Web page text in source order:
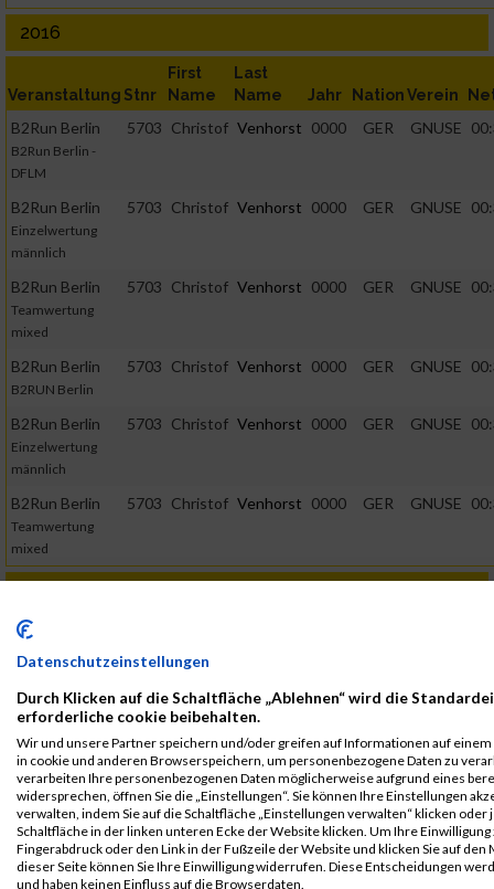
2016
Veranstaltung Stnr
First
Name
Last
Name
Jahr NationVerein
B2Run Berlin
B2Run Berlin -
DFLM
5703 Christof Venhorst 0000 GER GNUSE
B2Run Berlin
Einzelwertung
männlich
5703 Christof Venhorst 0000 GER GNUSE
B2Run Berlin
Teamwertung
mixed
5703 Christof Venhorst 0000 GER GNUSE
B2Run Berlin
B2RUN Berlin
5703 Christof Venhorst 0000 GER GNUSE
B2Run Berlin
Einzelwertung
männlich
5703 Christof Venhorst 0000 GER GNUSE
B2Run Berlin
Teamwertung
mixed
5703 Christof Venhorst 0000 GER GNUSE
Veranstaltung
B2RUN Berlin
B2Run Berlin
Einzelwertung
männlich
5933 Christof Venhorst 0000 GER GNUSE
B2Run Berlin
Teamwertung
männlich
5933 Christof Venhorst 0000 GER GNUSE
Datenschutzeinstellungen
Durch Klicken auf die Schaltfläche „Ablehnen“ wird die
erforderliche cookie beibehalten.
Wir und unsere Partner speichern und/oder greifen auf Informationen auf einem
in cookie und anderen Browserspeichern, um personenbezogene Daten zu
verarbeiten Ihre personenbezogenen Daten möglicherweise aufgrund eines
widersprechen, öffnen Sie die „Einstellungen“. Sie können Ihre Einstellungen
verwalten, indem Sie auf die Schaltfläche „Einstellungen verwalten“ klicken
Schaltfläche in der linken unteren Ecke der Website klicken. Um Ihre
Fingerabdruck oder den Link in der Fußzeile der Website und klicken Sie auf den
dieser Seite können Sie Ihre Einwilligung widerrufen. Diese Entscheidungen
und haben keinen Einfluss auf die Browserdaten.